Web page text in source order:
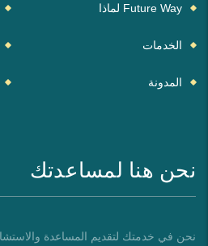
Future Way لماذا
الخدمات
المدونة
نحن هنا لمساعدتك
نحن في خدمتك لتقديم المساعدة